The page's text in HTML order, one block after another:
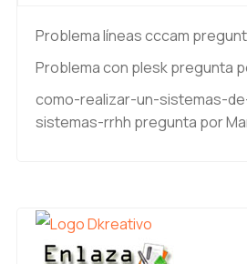
Problema líneas cccam
Problema con pleskpregunta
como-realizar-un-sistemas-
sistemas-rrhh pregunta por